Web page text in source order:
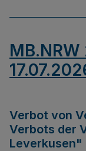
Verbot von
Verbots der
Leverkusen"